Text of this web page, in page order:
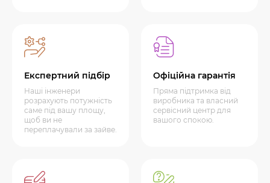
Експертний підбір
Наші інженери
розрахують потужність
саме під вашу площу,
щоб ви не
переплачували за зайве.
Офіційна гарантія
Пряма підтримка від
виробника та власний
сервісний центр для
вашого спокою.